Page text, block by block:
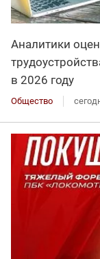
Аналитики
в 2026 году
Общество